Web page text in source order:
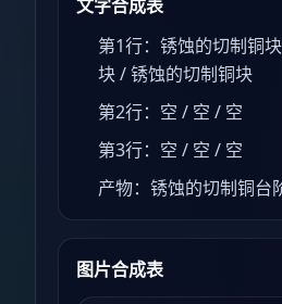
文字合成表
第1行：锈蚀的切制铜
块 / 锈蚀的切制铜块
第2行：空 / 空 / 空
第3行：空 / 空 / 空
产物：锈蚀的切制铜台
图片合成表